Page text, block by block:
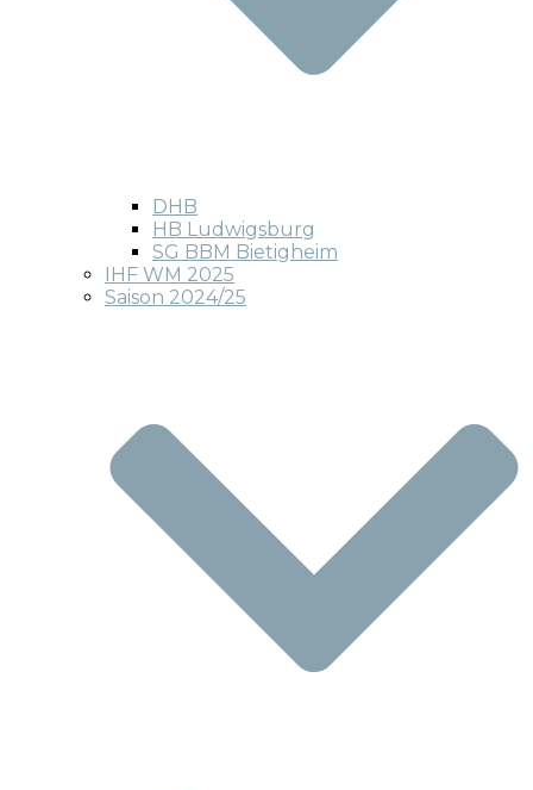
DHB
HB Ludwigsburg
SG BBM Bietigheim
IHF WM 2025
Saison 2024/25